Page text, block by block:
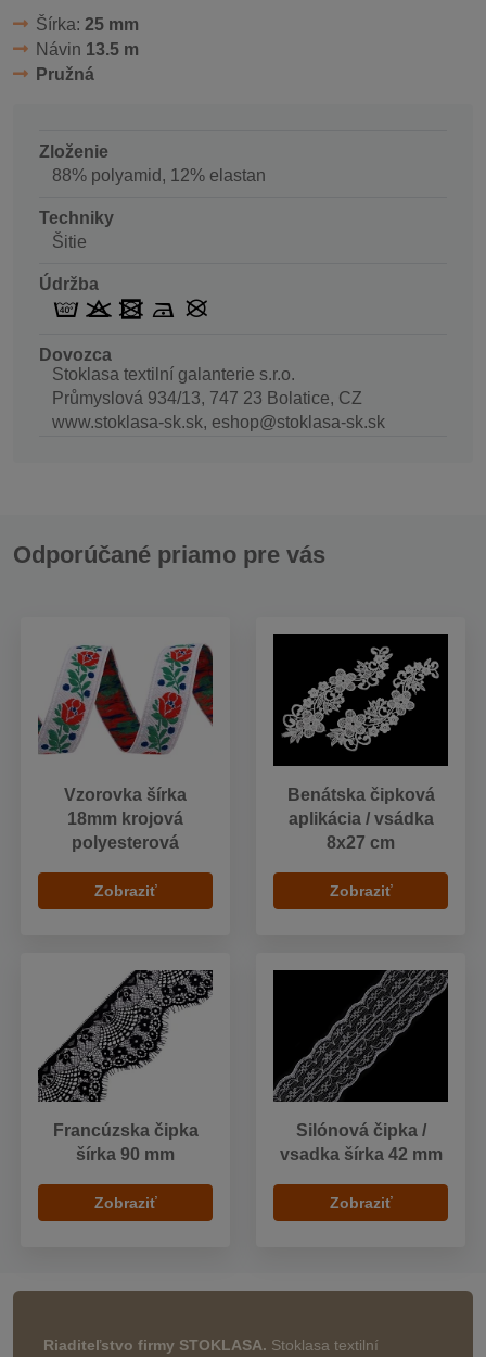
Šírka: 25 mm
Návin 13.5 m
Pružná
Zloženie
88% polyamid, 12% elastan
Techniky
Šitie
Údržba
Dovozca
Stoklasa textilní galanterie s.r.o.
Průmyslová 934/13, 747 23 Bolatice, CZ
www.stoklasa-sk.sk, eshop@stoklasa-sk.sk
Odporúčané priamo pre vás
Vzorovka šírka
18mm krojová
polyesterová
Zobraziť
Benátska čipková
aplikácia / vsádka
8x27 cm
Zobraziť
Francúzska čipka
šírka 90 mm
Zobraziť
Silónová čipka /
vsadka šírka 42 mm
Zobraziť
Riaditeľstvo firmy STOKLASA. Stoklasa textilní